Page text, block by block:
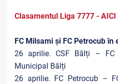
Clasamentul Liga 7777 -
FC Milsami și FC Petrocub
26 aprilie. CSF Bălți – FC
Municipal Bălți
26 aprilie. FC Petrocub –